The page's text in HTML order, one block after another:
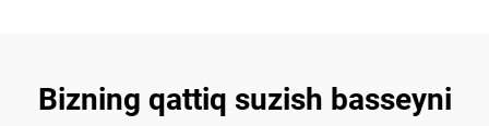
Bizning qattiq suzish basseyni